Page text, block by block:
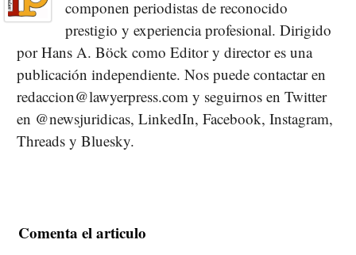
componen periodistas de reconocido
prestigio y experiencia profesional. Dirigido
por Hans A. Böck como Editor y director es una
publicación independiente. Nos puede contactar en
redaccion@lawyerpress.com y seguirnos en Twitter
en @newsjuridicas, LinkedIn, Facebook, Instagram,
Threads y Bluesky.
Comenta el articulo